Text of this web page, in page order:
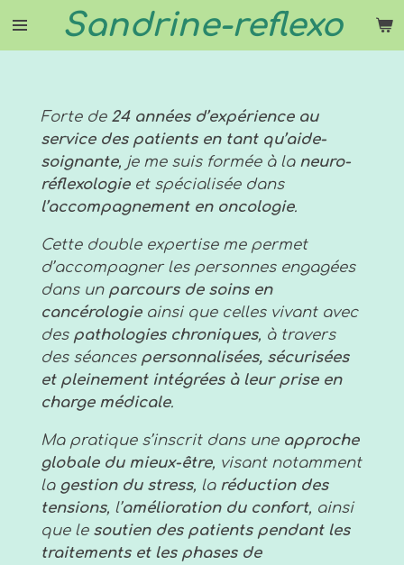
Passer
Sandrine-reflexo
Forte de 24 années d’expérience au
service des patients en tant qu’aide-
soignante, je me suis formée à la neuro-
réflexologieet spécialisée dans
l’accompagnement en oncologie.
Cette double expertise me permet
d’accompagner les personnes engagées
dans un parcours de soins en
cancérologieainsi que celles vivant avec
des pathologies chroniques, à travers
des séances personnalisées, sécurisées
et pleinement intégrées à leur prise en
charge médicale.
Ma pratique s’inscrit dans une approche
globale du mieux-être, visant notamment
la gestion du stress, la réduction des
tensions, l’amélioration du confort, ainsi
que le soutien des patients pendant les
traitements et les phases de